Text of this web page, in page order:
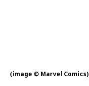
(image © Marvel Comics)